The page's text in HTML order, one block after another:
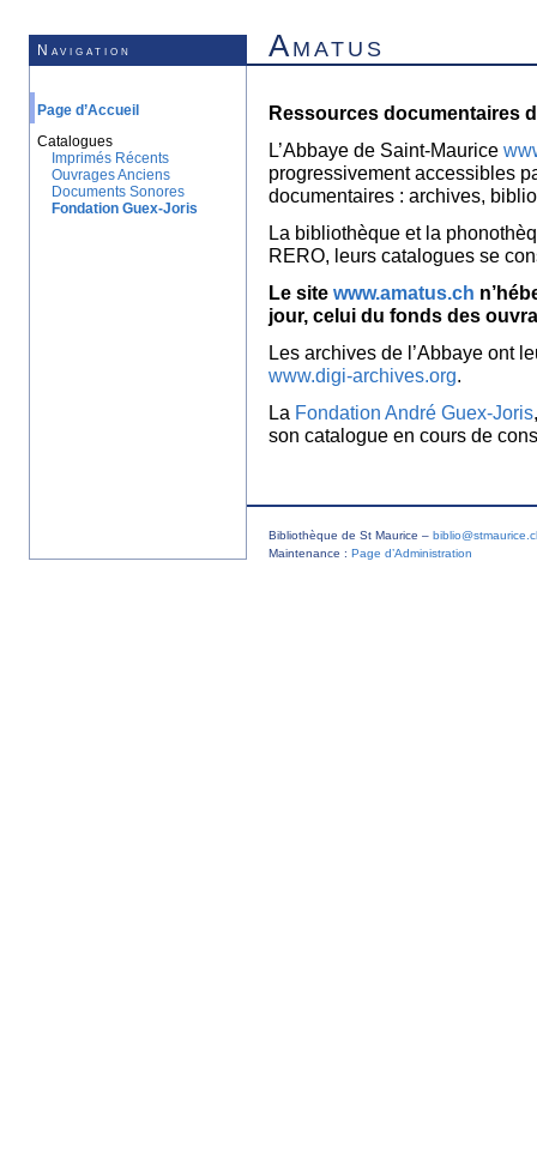
Navigation Amatus
Page d’Accueil
Catalogues
Imprimés Récents
Ouvrages Anciens
Documents Sonores
Fondation Guex-Joris
Ressources documentaires
L’Abbaye de Saint-Maurice
progressivement accessibles
documentaires : archives,
La bibliothèque et la
RERO, leurs catalogues se
Le site www.amatus.ch
jour, celui du fonds des
Les archives de l’Abbaye ont
www.digi-archives.org.
La Fondation André Guex-Joris
son catalogue en cours de
Bibliothèque de St Maurice –
Maintenance : Page d’Administration